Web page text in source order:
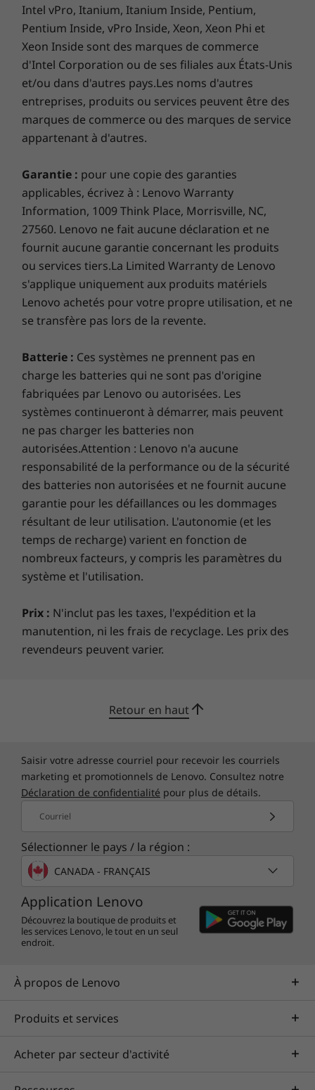
Intel vPro, Itanium, Itanium Inside, Pentium,
Pentium Inside, vPro Inside, Xeon, Xeon Phi et
Xeon Inside sont des marques de commerce
d'Intel Corporation ou de ses filiales aux États-Unis
et/ou dans d'autres pays.Les noms d'autres
entreprises, produits ou services peuvent être des
marques de commerce ou des marques de service
appartenant à d'autres.
Garantie : pour une copie des garanties
applicables, écrivez à : Lenovo Warranty
Information, 1009 Think Place, Morrisville, NC,
27560. Lenovo ne fait aucune déclaration et ne
fournit aucune garantie concernant les produits
ou services tiers.La Limited Warranty de Lenovo
s'applique uniquement aux produits matériels
Lenovo achetés pour votre propre utilisation, et ne
se transfère pas lors de la revente.
Batterie : Ces systèmes ne prennent pas en
charge les batteries qui ne sont pas d'origine
fabriquées par Lenovo ou autorisées. Les
systèmes continueront à démarrer, mais peuvent
ne pas charger les batteries non
autorisées.Attention : Lenovo n'a aucune
responsabilité de la performance ou de la sécurité
des batteries non autorisées et ne fournit aucune
garantie pour les défaillances ou les dommages
résultant de leur utilisation. L'autonomie (et les
temps de recharge) varient en fonction de
nombreux facteurs, y compris les paramètres du
système et l'utilisation.
Prix : N'inclut pas les taxes, l'expédition et la
manutention, ni les frais de recyclage. Les prix des
revendeurs peuvent varier.
Retour en haut
Saisir votre adresse courriel pour recevoir les courriels
marketing et promotionnels de Lenovo. Consultez notre
Déclaration de confidentialité pour plus de détails.
Courriel
Sélectionner le pays / la région :
CANADA - FRANÇAIS
Application Lenovo
Découvrez la boutique de produits et
les services Lenovo, le tout en un seul
endroit.
À propos de Lenovo
Produits et services
Acheter par secteur d'activité